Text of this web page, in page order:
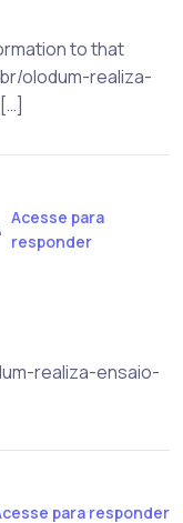
to that
olodum-realiza-
Acesse para
responder
realiza-ensaio-
para responder